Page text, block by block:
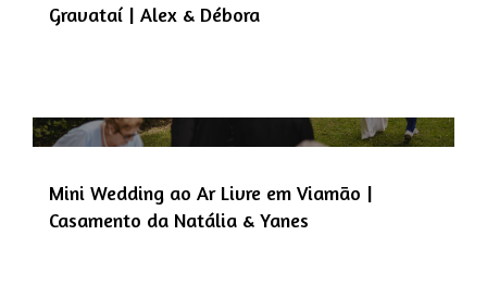
Gravataí | Alex & Débora
Mini Wedding ao Ar Livre em Viamão |
Casamento da Natália & Yanes